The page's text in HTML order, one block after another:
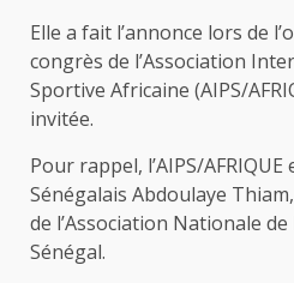
Elle a fait l’annonce lors de
congrès de l’Association
Sportive Africaine (AIPS/
invitée.
Pour rappel, l’AIPS/
Sénégalais Abdoulaye
de l’Association Nationale
Sénégal.